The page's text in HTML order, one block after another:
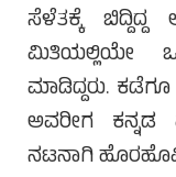
ಸೆಳೆತಕ್ಕೆ
ಮಿತಿಯಲ್ಲಿಯೇ
ಮಾಡಿದ್ದರು.
ಅವರೀಗ ಕನ್ನಡ
ನಟನಾಗಿ